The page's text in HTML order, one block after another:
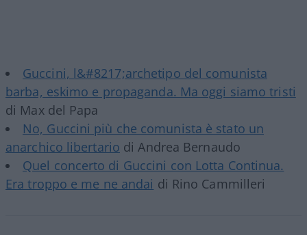
Guccini, l&#8217;archetipo del comunista
barba, eskimo e propaganda. Ma oggi siamo tristi
di Max del Papa
No, Guccini più che comunista è stato un
anarchico libertario di Andrea Bernaudo
Quel concerto di Guccini con Lotta Continua.
Era troppo e me ne andai di Rino Cammilleri